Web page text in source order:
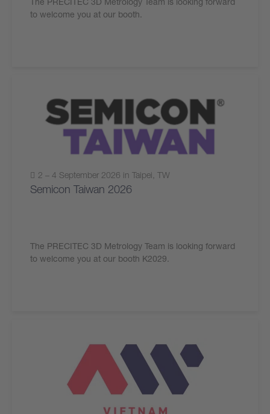
to welcome you at our booth.
2 – 4 September 2026 in Taipei, TW
Semicon Taiwan 2026
The PRECITEC 3D Metrology Team is looking forward
to welcome you at our booth K2029.